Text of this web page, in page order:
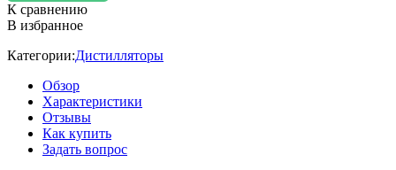
К сравнению
В избранное
Категории:Дистилляторы
Обзор
Характеристики
Отзывы
Как купить
Задать вопрос